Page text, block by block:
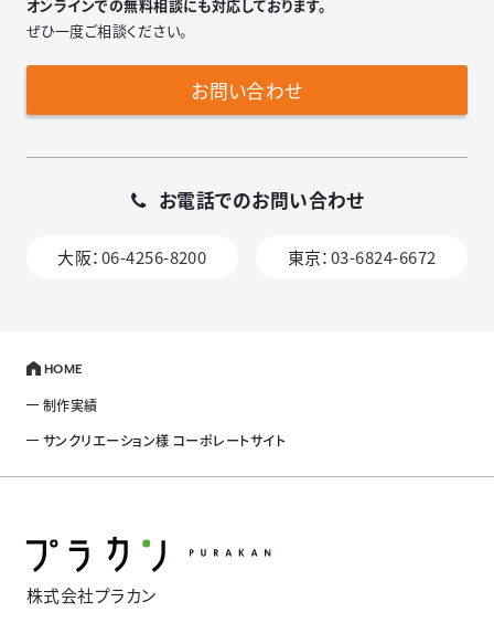
オンラインでの無料相談にも対応しております。
ぜひ一度ご相談ください。
お問い合わせ
お電話でのお問い合わせ
大阪：06-4256-8200 東京：03-6824-6672
HOME
制作実績
サンクリエーション様 コーポレートサイト
株式会社プラカン